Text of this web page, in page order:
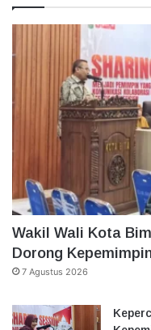
Wakil Wali Kota
Dorong
7 Agustus 2026